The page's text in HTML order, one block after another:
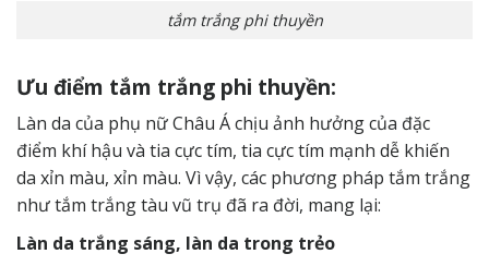
tắm trắng phi thuyền
Ưu điểm tắm trắng phi thuyền:
Làn da của phụ nữ Châu Á chịu ảnh hưởng của đặc
điểm khí hậu và tia cực tím, tia cực tím mạnh dễ khiến
da xỉn màu, xỉn màu. Vì vậy, các phương pháp tắm trắng
như tắm trắng tàu vũ trụ đã ra đời, mang lại:
Làn da trắng sáng, làn da trong trẻo